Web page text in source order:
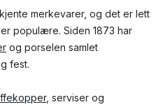
merkevarer, og det er lett
populære. Siden 1873 har
og porselen samlet
fest.
, serviser og